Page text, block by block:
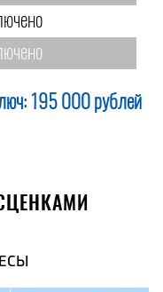
195 000 рублей